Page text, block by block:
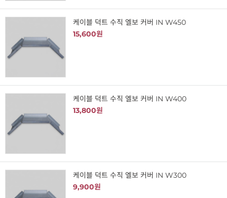
케이블 덕트 수직 엘보 커버 IN W450
15,600원
케이블 덕트 수직 엘보 커버 IN W400
13,800원
케이블 덕트 수직 엘보 커버 IN W300
9,900원